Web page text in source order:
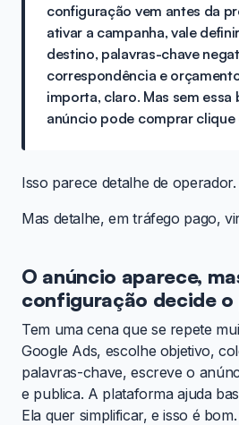
configuração vem antes da
ativar a campanha, vale
destino, palavras-chave
correspondência e
importa, claro. Mas sem essa
anúncio pode comprar clique
Isso parece detalhe de operador.
Mas detalhe, em tráfego pago,
O anúncio aparece,
configuração decide o
Tem uma cena que se repete
Google Ads, escolhe objetivo,
palavras-chave, escreve o
e publica. A plataforma ajuda
Ela quer simplificar, e isso é bom.